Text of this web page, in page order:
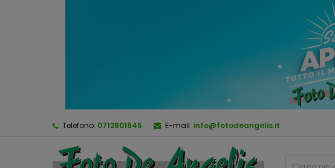
Telefono: 0712801945 E-mail: info@fotodeangelis.it